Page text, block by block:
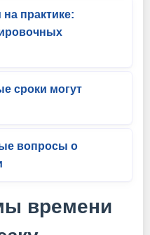
практике:
сроки могут
вопросы о
времени